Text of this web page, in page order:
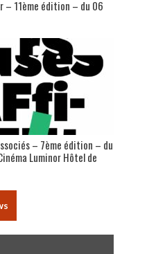
– 11ème édition – du 06
– 7ème édition – du
Luminor Hôtel de